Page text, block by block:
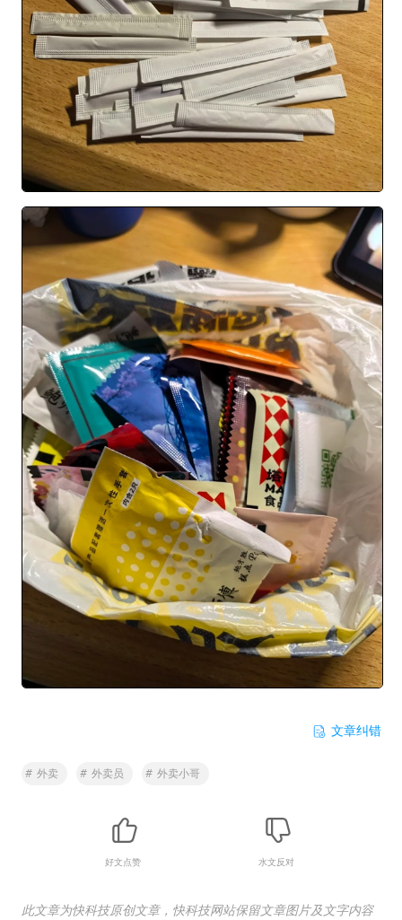
文章纠错
# 外卖 # 外卖员 # 外卖小哥
好文点赞 水文反对
此文章为快科技原创文章，快科技网站保留文章图片及文字内容